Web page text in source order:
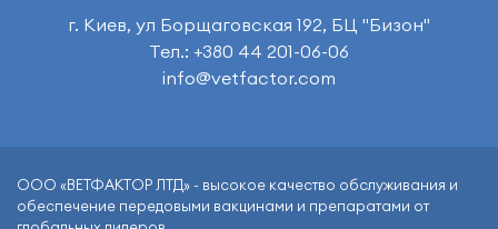
г. Киев, ул Борщаговская 192, БЦ "Бизон"
Тел.: +380 44 201-06-06
info@vetfactor.com
ООО «ВЕТФАКТОР ЛТД» - высокое качество обслуживания и
обеспечение передовыми вакцинами и препаратами от